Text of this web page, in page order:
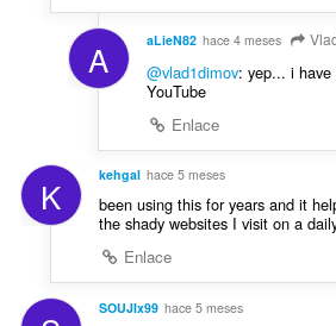
A aLieN82 hace 4 meses
@vlad1dimov: yep... i
YouTube
Enlace
K kehgal hace 5 meses
been using this for years and it
the shady websites I visit on a
Enlace
SOUJIx99 hace 5 meses